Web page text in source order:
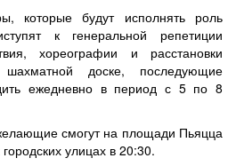
которые будут исполнять роль
к генеральной репетиции
хореографии и расстановки
доске, последующие
ежедневно в период с 5 по 8
смогут на площади Пьяцца
улицах в 20:30.